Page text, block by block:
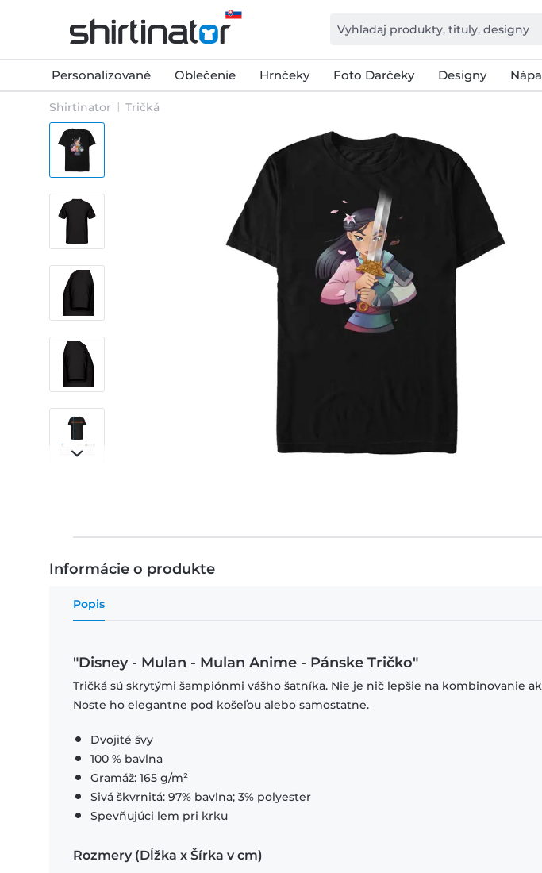
Personalizované Oblečenie Hrnčeky Foto Darčeky Designy
Shirtinator Tričká
Informácie o produkte
Popis
"Disney - Mulan - Mulan Anime - Pánske Tričko"
Tričká sú skrytými šampiónmi vášho šatníka. Nie je nič lepšie na kombinovanie
Noste ho elegantne pod košeľou alebo samostatne.
Dvojité švy
100 % bavlna
Gramáž: 165 g/m²
Sivá škvrnitá: 97% bavlna; 3% polyester
Spevňujúci lem pri krku
Rozmery (Dĺžka x Šírka v cm)